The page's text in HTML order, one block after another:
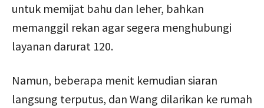
untuk memijat bahu dan leher, bahkan
memanggil rekan agar segera menghubungi
layanan darurat 120.
Namun, beberapa menit kemudian siaran
langsung terputus, dan Wang dilarikan ke rumah